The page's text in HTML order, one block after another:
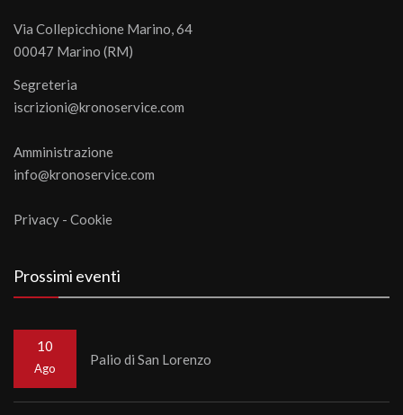
Via Collepicchione Marino, 64
00047 Marino (RM)
Segreteria
iscrizioni@kronoservice.com
Amministrazione
info@kronoservice.com
Privacy - Cookie
Prossimi eventi
10
Ago
Palio di San Lorenzo